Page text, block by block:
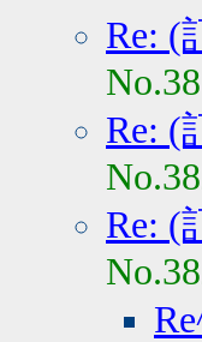
Re: (
Re: (
Re: (